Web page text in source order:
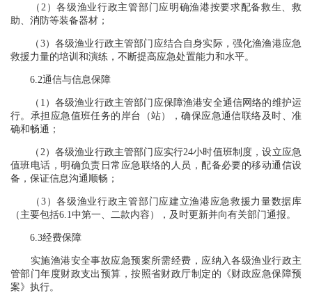
（2）各级渔业行政主管部门应明确渔港按要求配备救生、救
助、消防等装备器材；
（3）各级渔业行政主管部门应结合自身实际，强化渔渔港应急
救援力量的培训和演练，不断提高应急处置能力和水平。
6.2通信与信息保障
（1）各级渔业行政主管部门应保障渔港安全通信网络的维护运
行。承担应急值班任务的岸台（站），确保应急通信联络及时、准
确和畅通；
（2）各级渔业行政主管部门应实行24小时值班制度，设立应急
值班电话，明确负责日常应急联络的人员，配备必要的移动通信设
备，保证信息沟通顺畅；
（3）各级渔业行政主管部门应建立渔港应急救援力量数据库
（主要包括6.1中第一、二款内容），及时更新并向有关部门通报。
6.3经费保障
实施渔港安全事故应急预案所需经费，应纳入各级渔业行政主
管部门年度财政支出预算，按照省财政厅制定的《财政应急保障预
案》执行。